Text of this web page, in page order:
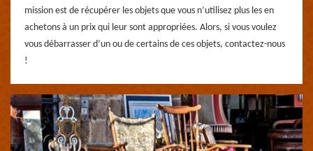
mission est de récupérer les objets que vous n’utilisez plus les en
achetons à un prix qui leur sont appropriées. Alors, si vous voulez
vous débarrasser d’un ou de certains de ces objets, contactez-nous
!